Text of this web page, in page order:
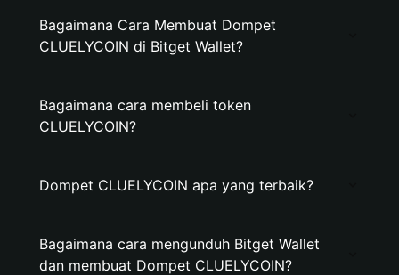
Bagaimana Cara Membuat Dompet
CLUELYCOIN di Bitget Wallet?
Bagaimana cara membeli token
CLUELYCOIN?
Dompet CLUELYCOIN apa yang terbaik?
Bagaimana cara mengunduh Bitget Wallet
dan membuat Dompet CLUELYCOIN?